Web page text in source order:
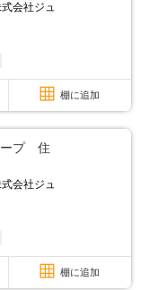
会社ジュ
棚に追加
ープ 住
会社ジュ
棚に追加